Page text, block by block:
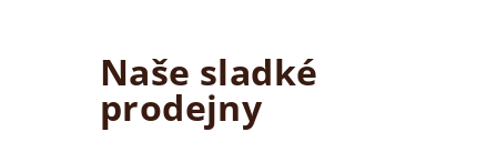
Naše sladké
prodejny